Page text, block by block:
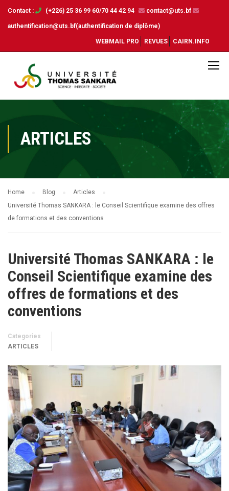
Contact : (+226) 25 36 99 60/70 44 42 94 contact@uts.bf
authentification@uts.bf(authentification de diplôme)
WEBMAIL PRO REVUES CAIRN.INFO
ARTICLES
Home Blog
Articles
Université Thomas SANKARA : le Conseil Scientifique examine des offres
de formations et des conventions
Université Thomas SANKARA : le
Conseil Scientifique examine des
offres de formations et des
conventions
Categories
ARTICLES